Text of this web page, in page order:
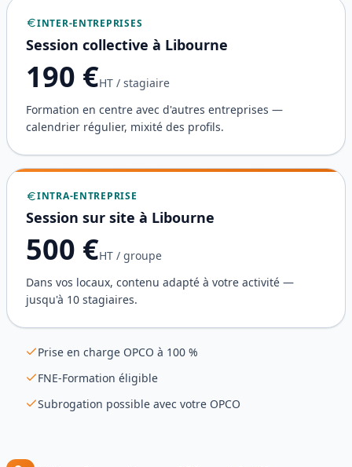
INTER-ENTREPRISES
Session collective à Libourne
190 €HT / stagiaire
Formation en centre avec d'autres entreprises —
calendrier régulier, mixité des profils.
INTRA-ENTREPRISE
Session sur site à Libourne
500 €HT / groupe
Dans vos locaux, contenu adapté à votre activité —
jusqu'à 10 stagiaires.
Prise en charge OPCO à 100 %
FNE-Formation éligible
Subrogation possible avec votre OPCO